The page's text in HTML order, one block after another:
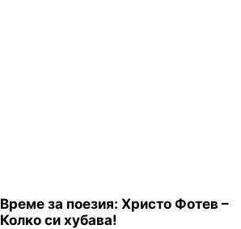
Време за поезия: Христо Фотев –
Колко си хубава!